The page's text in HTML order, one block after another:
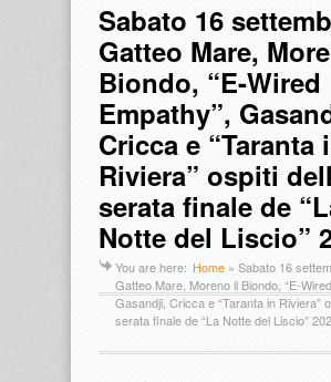
Sabato 16
Gatteo Mare,
Biondo, “E-Wired
Empathy”,
Cricca e “Taranta
Riviera” ospiti
serata finale de
Notte del Liscio”
You are here: Home » Sabato 16
Gatteo Mare, Moreno il Biondo, “E-
Gasandji, Cricca e “Taranta in Riviera”
serata finale de “La Notte del Liscio”